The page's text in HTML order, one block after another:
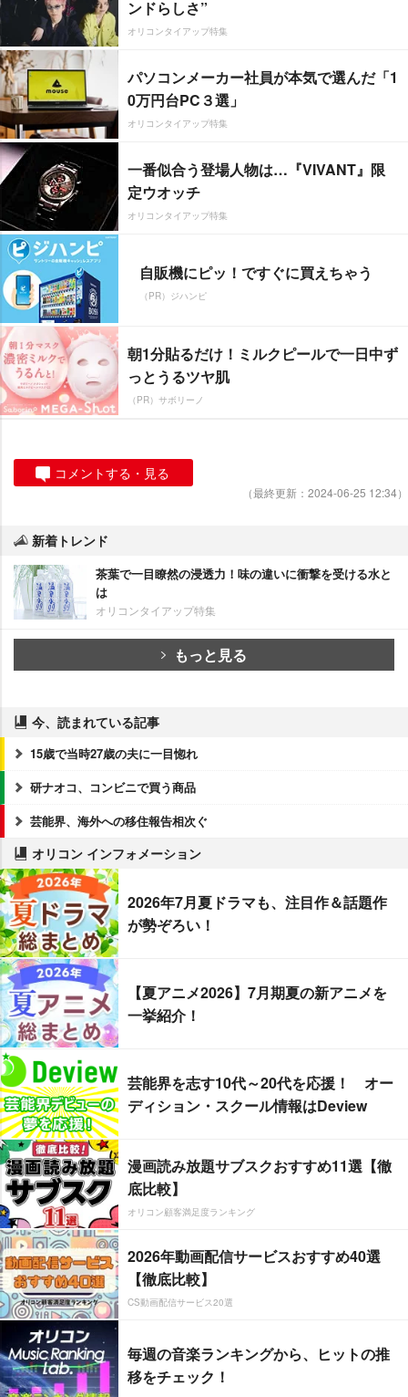
ンドらしさ”
オリコンタイアップ特集
パソコンメーカー社員が本気で選んだ「1
0万円台PC３選」
オリコンタイアップ特集
一番似合う登場人物は…『VIVANT』限
定ウオッチ
オリコンタイアップ特集
自販機にピッ！ですぐに買えちゃう
（PR）ジハンピ
朝1分貼るだけ！ミルクピールで一日中ず
っとうるツヤ肌
（PR）サボリーノ
コメントする・見る
（最終更新：2024-06-25 12:34）
新着トレンド
茶葉で一目瞭然の浸透力！味の違いに衝撃を受ける水と
は
オリコンタイアップ特集
もっと見る
今、読まれている記事
15歳で当時27歳の夫に一目惚れ
研ナオコ、コンビニで買う商品
芸能界、海外への移住報告相次ぐ
オリコン インフォメーション
2026年7月夏ドラマも、注目作＆話題作
が勢ぞろい！
【夏アニメ2026】7月期夏の新アニメを
一挙紹介！
芸能界を志す10代～20代を応援！ オー
ディション・スクール情報はDeview
漫画読み放題サブスクおすすめ11選【徹
底比較】
オリコン顧客満足度ランキング
2026年動画配信サービスおすすめ40選
【徹底比較】
CS動画配信サービス20選
毎週の音楽ランキングから、ヒットの推
移をチェック！